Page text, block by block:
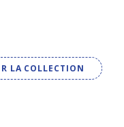
LA COLLECTION